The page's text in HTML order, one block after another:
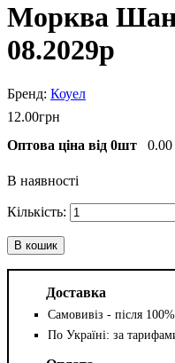
Морква
08.2029р
Коуел
12.00грн
Оптова ціна від 0шт
0.00
В наявності
В кошик
Доставка
Самовивіз - після
По Україні: за